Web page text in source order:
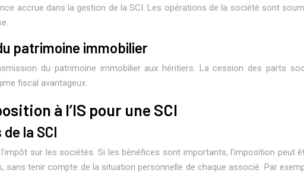
accrue dans la gestion de la SCI. Les opérations de la société sont
patrimoine immobilier
du patrimoine immobilier aux héritiers. La cession des parts
fiscal avantageux.
à l’IS pour une SCI
la SCI
sur les sociétés. Si les bénéfices sont importants, l’imposition peut
sans tenir compte de la situation personnelle de chaque associé. Par